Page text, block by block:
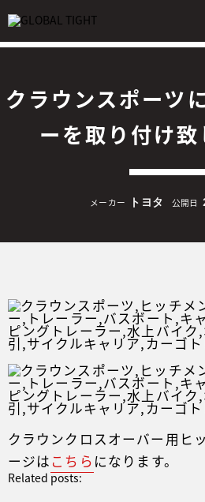
クラウンスポーツ
ーを取り付け致
メーカー トヨタ 公開日
クラウンクロスオーバー用ヒ
ージは こちら になります。
Related posts: